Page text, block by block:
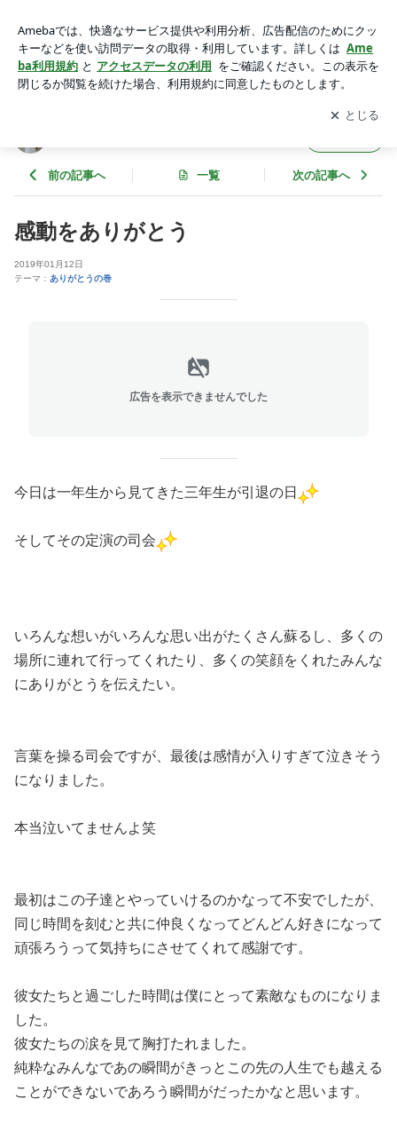
アプリをダウンロードして ブログの更新通知
を受け取りまし
ょう。
開く
前の記事へ 一覧 次の記事へ
感動をありがとう
2019年01月12日
テーマ： ありがとうの巻
広告を表示できませんでした
今日は一年生から見てきた三年生が引退の日
そしてその定演の司会
いろんな想いがいろんな思い出がたくさん蘇るし、多くの
場所に連れて行ってくれたり、多くの笑顔をくれたみんな
にありがとうを伝えたい。
言葉を操る司会ですが、最後は感情が入りすぎて泣きそう
になりました。
本当泣いてませんよ笑
最初はこの子達とやっていけるのかなって不安でしたが、
同じ時間を刻むと共に仲良くなってどんどん好きになって
頑張ろうって気持ちにさせてくれて感謝です。
彼女たちと過ごした時間は僕にとって素敵なものになりま
した。
彼女たちの涙を見て胸打たれました。
純粋なみんなであの瞬間がきっとこの先の人生でも越える
ことができないであろう瞬間がだったかなと思います。